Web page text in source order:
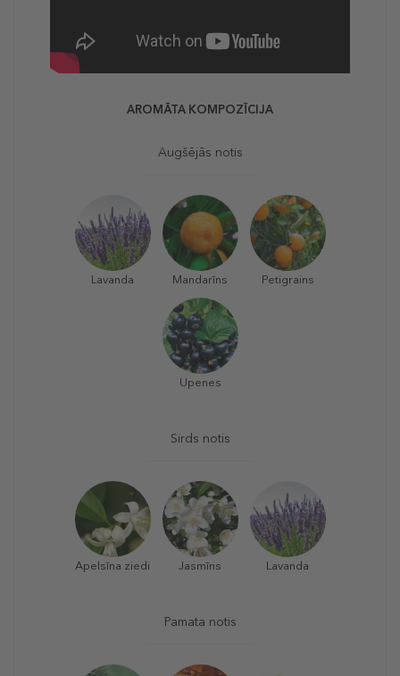
AROMĀTA KOMPOZĪCIJA
Augšējās notis
Lavanda Mandarīns Petigrains
Upenes
Sirds notis
Apelsīna ziedi Jasmīns Lavanda
Pamata notis